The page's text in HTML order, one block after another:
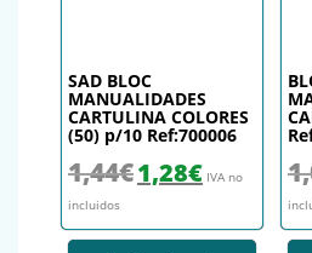
SAD BLOC
MANUALIDADES
CARTULINA COLORES
(50) p/10 Ref:700006
1,44€ El precio original era:
1,28€El precio actual
IVA no
incluidos